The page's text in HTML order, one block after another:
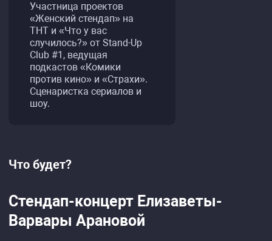
Участница проектов
«Женский стендап» на
ТНТ и «Что у вас
случилось?» от Stand-Up
Club #1, ведущая
подкастов «Комики
против кино» и «Страхи».
Сценаристка сериалов и
шоу.
Что будет?
Стендап-концерт Елизаветы-
Варвары Арановой